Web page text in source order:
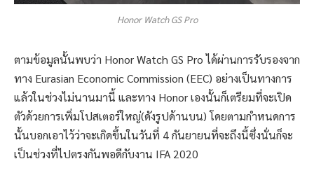
Honor Watch GS Pro
ตามข้อมูลนั้นพบว่า Honor Watch GS Pro ได้ผ่านการรับรองจาก
ทาง Eurasian Economic Commission (EEC) อย่างเป็นทางการ
แล้วในช่วงไม่นานมานี้ และทาง Honor เองนั้นก็เตรียมที่จะเปิด
ตัวด้วยการเพิ่มโปสเตอร์ใหญ่(ดังรูปด้านบน) โดยตามกำหนดการ
นั้นบอกเอาไว้ว่าจะเกิดขึ้นในวันที่ 4 กันยายนที่จะถึงนี้ซึ่งนั่นก็จะ
เป็นช่วงที่ไปตรงกันพอดีกับงาน IFA 2020